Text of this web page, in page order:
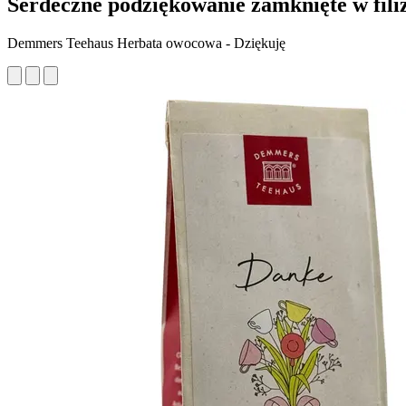
Demmers Teehaus Herbata owocowa - Dziękuję